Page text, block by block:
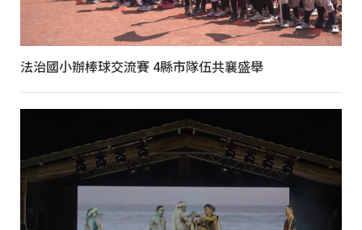
法治國小辦棒球交流賽 4縣市隊伍共襄盛舉